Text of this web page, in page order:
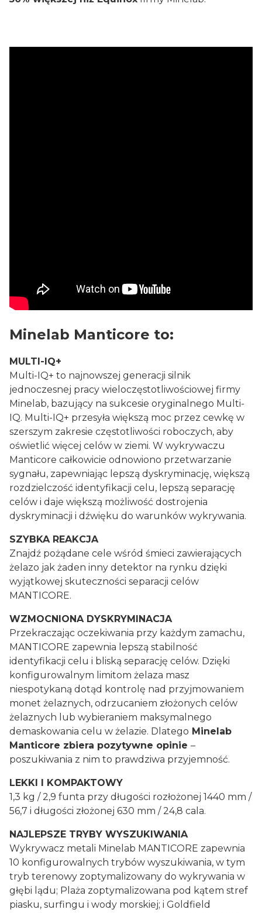
Minelab Manticore to:
MULTI-IQ+
Multi-IQ+ to najnowszej generacji silnik
jednoczesnej pracy wieloczęstotliwościowej firmy
Minelab, bazujący na sukcesie oryginalnego Multi-
IQ. Multi-IQ+ przesyła większą moc przez cewkę w
szerszym zakresie częstotliwości roboczych, aby
oświetlić więcej celów w ziemi. W wykrywaczu
Manticore całkowicie odnowiono przetwarzanie
sygnału, zapewniając lepszą dyskryminację, większą
rozdzielczość identyfikacji celu, lepszą separację
celów i daje większą możliwość dostrojenia
dyskryminacji i dźwięku do warunków wykrywania.
SZYBKA REAKCJA
Znajdź pożądane cele wśród śmieci zawierających
żelazo jak żaden inny detektor na rynku dzięki
wyjątkowej skuteczności separacji celów
MANTICORE.
WZMOCNIONA DYSKRYMINACJA
Przekraczając oczekiwania przy każdym zamachu,
MANTICORE zapewnia lepszą stabilność
identyfikacji celu i bliską separację celów. Dzięki
konfigurowalnym limitom żelaza masz
niespotykaną dotąd kontrolę nad przyjmowaniem
monet żelaznych, odrzucaniem złożonych celów
żelaznych lub wybieraniem maksymalnego
demaskowania celu w żelazie. Dlatego Minelab
Manticore zbiera pozytywne opinie –
poszukiwania z nim to prawdziwa przyjemność.
LEKKI I KOMPAKTOWY
1,3 kg / 2,9 funta przy długości rozłożonej 1440 mm /
56,7 i długości złożonej 630 mm / 24,8 cala.
NAJLEPSZE TRYBY WYSZUKIWANIA
Wykrywacz metali Minelab MANTICORE zapewnia
10 konfigurowalnych trybów wyszukiwania, w tym
tryb terenowy zoptymalizowany do wykrywania w
głębi lądu; Plaża zoptymalizowana pod kątem stref
piasku, surfingu i wody morskiej; i Goldfield